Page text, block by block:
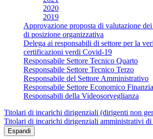
2020
2019
Approvazione proposta di valutazione
di posizione organizzativa
Delega ai responsabili di settore per la
certificazioni verdi Covid-19
Responsabile Settore Tecnico Quarto
Responsabile Settore Tecnico Terzo
Responsabile del Settore Amministrativo
Responsabile Settore Economico
Responsabili della Videosorveglianza
Titolari di incarichi dirigenziali (dirigenti non
Titolari di incarichi dirigenziali amministrativi di
Espandi